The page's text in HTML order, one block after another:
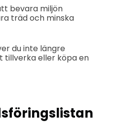
bevara miljön
träd och minska
du inte längre
tillverka eller köpa en